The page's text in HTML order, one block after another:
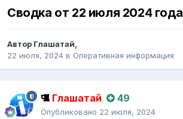
Сводка от 22 июля 2024 года
Автор Глашатай,
22 июля, 2024 в Оперативная информация
Глашатай 49
Опубликовано 22 июля, 2024